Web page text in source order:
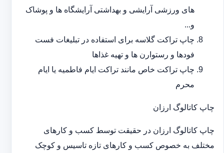
های ورزشی آرایشی و بهداشتی آرایشگاه ها و پوشاک
و...
چاپ تراکت گلاسه برای استفاده در تبلیغات فست
فودها و رستوارن ها و تهیه غذاها
چاپ تراکت خاص مانند تراکت ایام فاطمیه یا ایام
محرم
چاپ کاتالوگ ارزان
چاپ کاتالوگ ارزان در حقیقت توسط کسب و کارهای
مختلف به خصوص کسب و کارهای تازه تاسیس و کوچک